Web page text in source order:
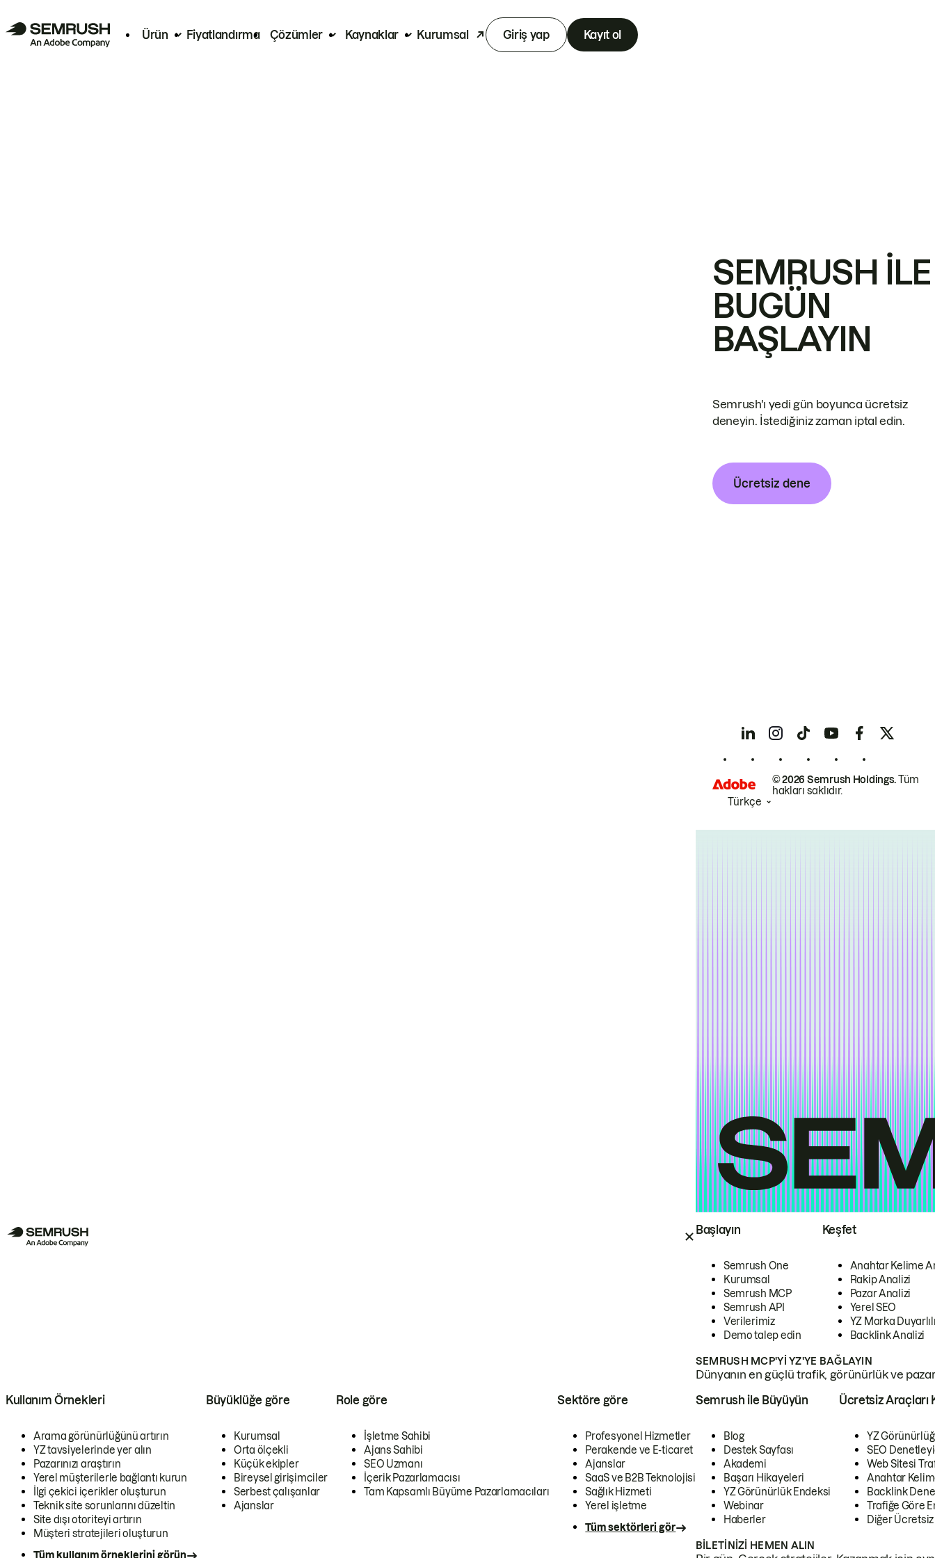
Ürün Fiyatlandırma Çözümler Kaynaklar Kurumsal Giriş yap Kayıt ol
Başlayın
Semrush One
Kurumsal
Semrush MCP
Semrush API
Verilerimiz
Demo talep edin
Keşfet
Anahtar Kelime
Rakip Analizi
Pazar Analizi
Yerel SEO
YZ Marka
Backlink Analizi
SEMRUSH MCP'YI YZ'YE BAĞLAYIN
Dünyanın en güçlü trafik, görünürlük ve
Kullanım Örnekleri
Arama görünürlüğünü artırın
YZ tavsiyelerinde yer alın
Pazarınızı araştırın
Yerel müşterilerle bağlantı kurun
İlgi çekici içerikler oluşturun
Teknik site sorunlarını düzeltin
Site dışı otoriteyi artırın
Müşteri stratejileri oluşturun
Tüm kullanım örneklerini görün
Büyüklüğe göre
Kurumsal
Orta ölçekli
Küçük ekipler
Bireysel girişimciler
Serbest çalışanlar
Ajanslar
Role göre
İşletme Sahibi
Ajans Sahibi
SEO Uzmanı
İçerik Pazarlamacısı
Tam Kapsamlı Büyüme Pazarlamacıları
Sektöre göre
Profesyonel Hizmetler
Perakende ve E-ticaret
Ajanslar
SaaS ve B2B Teknolojisi
Sağlık Hizmeti
Yerel işletme
Tüm sektörleri gör
Semrush ile Büyüyün
Blog
Destek Sayfası
Akademi
Başarı Hikayeleri
YZ Görünürlük Endeksi
Webinar
Haberler
Ücretsiz Araçları
YZ
SEO
Web Sitesi
Anahtar
Backlink
Trafiğe Göre
Diğer
BILETINIZI HEMEN ALIN
SEMRUSH ILE
BUGÜN
BAŞLAYIN
Semrush'ı yedi gün boyunca ücretsiz
deneyin. İstediğiniz zaman iptal edin.
Ücretsiz dene
© 2026 Semrush Holdings.Tüm
hakları saklıdır.
Türkçe